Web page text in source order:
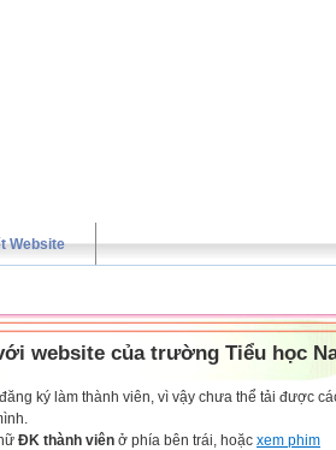
Website
website của trường Tiểu học
ký làm thành viên, vì vậy chưa thể tải được
ĐK thành viên ở phía bên trái, hoặc xem phim